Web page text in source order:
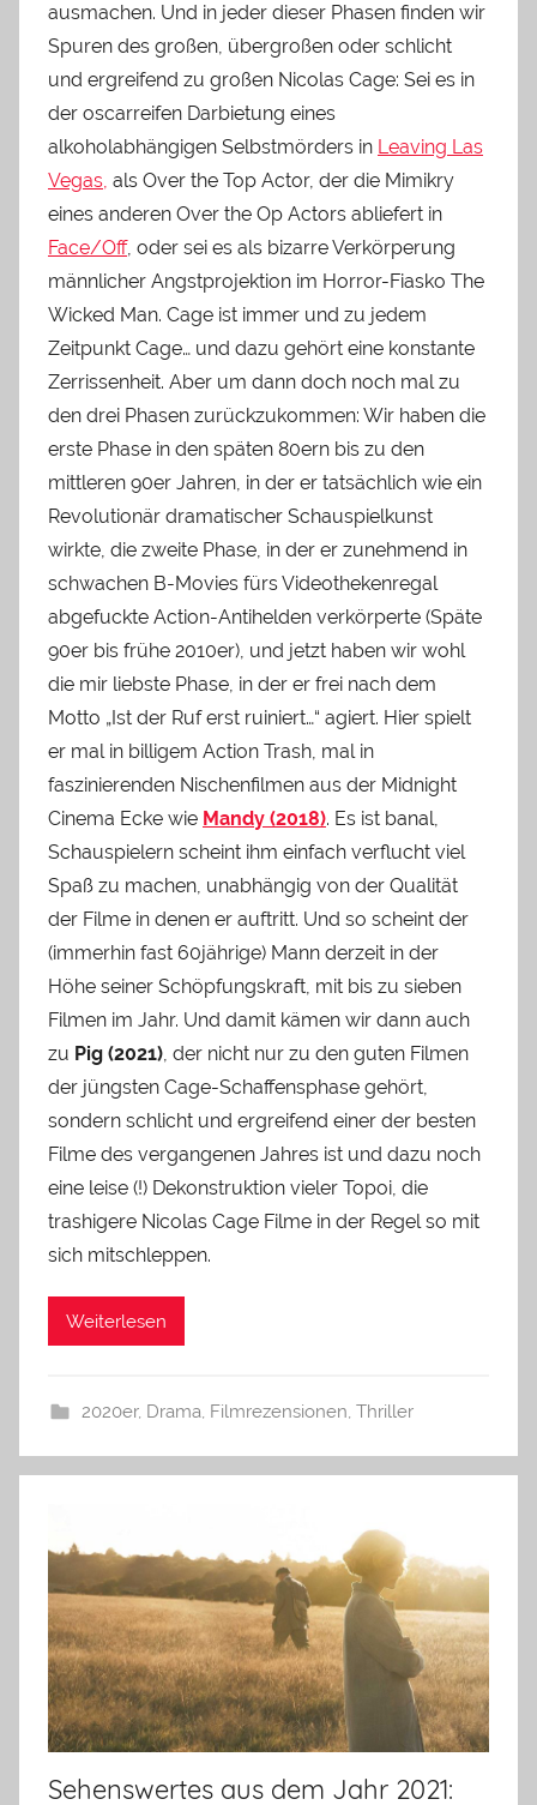
ausmachen. Und in jeder dieser Phasen finden wir
Spuren des großen, übergroßen oder schlicht
und ergreifend zu großen Nicolas Cage: Sei es in
der oscarreifen Darbietung eines
alkoholabhängigen Selbstmörders in Leaving Las
Vegas, als Over the Top Actor, der die Mimikry
eines anderen Over the Op Actors abliefert in
Face/Off, oder sei es als bizarre Verkörperung
männlicher Angstprojektion im Horror-Fiasko The
Wicked Man. Cage ist immer und zu jedem
Zeitpunkt Cage… und dazu gehört eine konstante
Zerrissenheit. Aber um dann doch noch mal zu
den drei Phasen zurückzukommen: Wir haben die
erste Phase in den späten 80ern bis zu den
mittleren 90er Jahren, in der er tatsächlich wie ein
Revolutionär dramatischer Schauspielkunst
wirkte, die zweite Phase, in der er zunehmend in
schwachen B-Movies fürs Videothekenregal
abgefuckte Action-Antihelden verkörperte (Späte
90er bis frühe 2010er), und jetzt haben wir wohl
die mir liebste Phase, in der er frei nach dem
Motto „Ist der Ruf erst ruiniert…“ agiert. Hier spielt
er mal in billigem Action Trash, mal in
faszinierenden Nischenfilmen aus der Midnight
Cinema Ecke wie Mandy (2018). Es ist banal,
Schauspielern scheint ihm einfach verflucht viel
Spaß zu machen, unabhängig von der Qualität
der Filme in denen er auftritt. Und so scheint der
(immerhin fast 60jährige) Mann derzeit in der
Höhe seiner Schöpfungskraft, mit bis zu sieben
Filmen im Jahr. Und damit kämen wir dann auch
zu Pig (2021), der nicht nur zu den guten Filmen
der jüngsten Cage-Schaffensphase gehört,
sondern schlicht und ergreifend einer der besten
Filme des vergangenen Jahres ist und dazu noch
eine leise (!) Dekonstruktion vieler Topoi, die
trashigere Nicolas Cage Filme in der Regel so mit
sich mitschleppen.
Weiterlesen
2020er, Drama, Filmrezensionen, Thriller
Sehenswertes aus dem Jahr 2021: